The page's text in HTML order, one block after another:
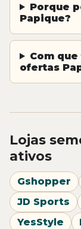
Porque
Papique?
Com
ofertas
Lojas
ativos
Gshopper
JD Sports
YesStyle